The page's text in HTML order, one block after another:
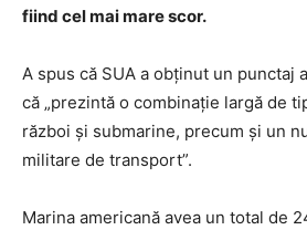
fiind cel mai mare scor.
A spus că SUA a obținut un punctaj
că „prezintă o combinație largă de
război și submarine, precum și un
militare de transport”.
Marina americană avea un total de